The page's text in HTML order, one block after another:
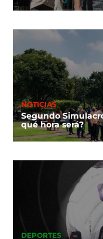
NOTICIAS
Segundo
qué hora será?
DEPORTES